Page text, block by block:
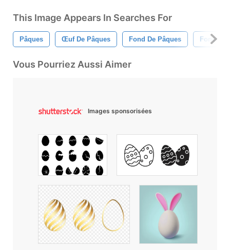
This Image Appears In Searches For
Pâques Œuf De Pâques Fond De Pâques Fond
Vous Pourriez Aussi Aimer
Images sponsorisées